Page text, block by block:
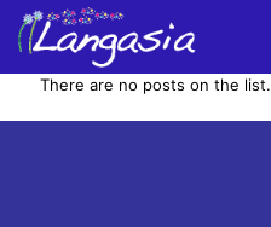
There are no posts on the list.